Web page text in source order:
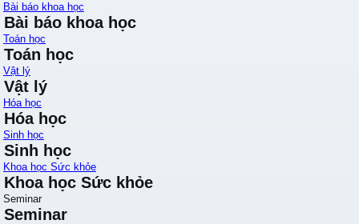
Bài báo khoa học
Bài báo khoa học
Toán học
Toán học
Vật lý
Vật lý
Hóa học
Hóa học
Sinh học
Sinh học
Khoa học Sức khỏe
Khoa học Sức khỏe
Seminar
Seminar